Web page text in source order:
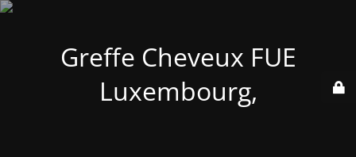
Greffe Cheveux FUE
Luxembourg,